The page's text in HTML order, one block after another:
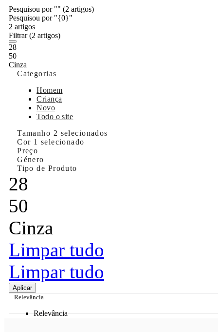
Pesquisou por "" (2 artigos)
Pesquisou por "{0}"
2 artigos
Filtrar(2 artigos)
28
50
Cinza
Categorias
Homem
Criança
Novo
Todo o site
Tamanho 2 selecionados
Cor 1 selecionado
Preço
Género
Tipo de Produto
28
50
Cinza
Limpar tudo
Limpar tudo
Aplicar
Relevância
Relevância